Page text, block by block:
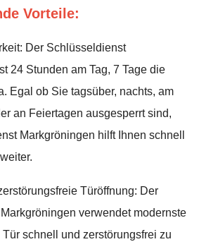
Vorteile:
Der Schlüsseldienst
24 Stunden am Tag, 7 Tage die
Egal ob Sie tagsüber, nachts, am
an Feiertagen ausgesperrt sind,
Markgröningen hilft Ihnen schnell
Türöffnung: Der
verwendet modernste
Tür schnell und zerstörungsfrei zu